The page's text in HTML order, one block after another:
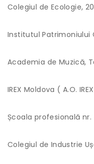
Colegiul de Ecologie,
Institutul Patrimoniului
Academia de Muzică,
IREX Moldova ( A.O.
Școala profesională nr.
Colegiul de Industrie